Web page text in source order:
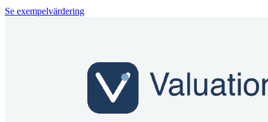
Se exempelvärdering